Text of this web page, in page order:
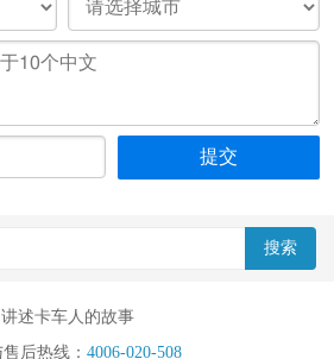
讲述卡车人的故事
后热线： 4006-020-508